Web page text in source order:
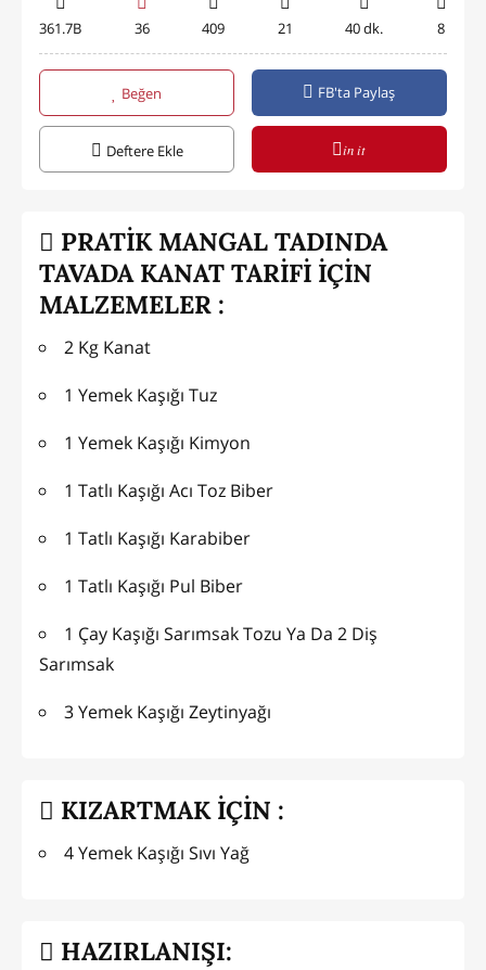
361.7B 36 409 21 40 dk. 8
Beğen FB'ta Paylaş
Deftere Ekle in it
PRATİK MANGAL TADINDA
TAVADA KANAT TARİFİ İÇİN
MALZEMELER :
2 Kg Kanat
1 Yemek Kaşığı Tuz
1 Yemek Kaşığı Kimyon
1 Tatlı Kaşığı Acı Toz Biber
1 Tatlı Kaşığı Karabiber
1 Tatlı Kaşığı Pul Biber
1 Çay Kaşığı Sarımsak Tozu Ya Da 2 Diş
Sarımsak
3 Yemek Kaşığı Zeytinyağı
KIZARTMAK İÇİN :
4 Yemek Kaşığı Sıvı Yağ
HAZIRLANIŞI: